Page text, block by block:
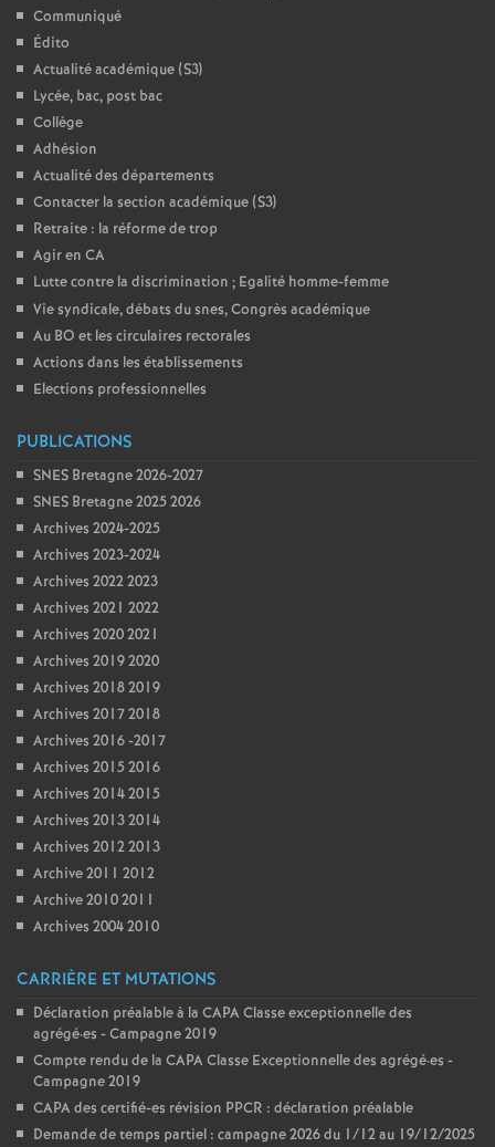
Communiqué
Édito
Actualité académique (S3)
Lycée, bac, post bac
Collège
Adhésion
Actualité des départements
Contacter la section académique (S3)
Retraite : la réforme de trop
Agir en CA
Lutte contre la discrimination ; Egalité homme-femme
Vie syndicale, débats du snes, Congrès académique
Au BO et les circulaires rectorales
Actions dans les établissements
Elections professionnelles
PUBLICATIONS
SNES Bretagne 2026-2027
SNES Bretagne 2025 2026
Archives 2024-2025
Archives 2023-2024
Archives 2022 2023
Archives 2021 2022
Archives 2020 2021
Archives 2019 2020
Archives 2018 2019
Archives 2017 2018
Archives 2016 -2017
Archives 2015 2016
Archives 2014 2015
Archives 2013 2014
Archives 2012 2013
Archive 2011 2012
Archive 2010 2011
Archives 2004 2010
CARRIÈRE ET MUTATIONS
Déclaration préalable à la CAPA Classe exceptionnelle des
agrégé·es - Campagne 2019
Compte rendu de la CAPA Classe Exceptionnelle des agrégé·es -
Campagne 2019
CAPA des certifié-es révision PPCR : déclaration préalable
Demande de temps partiel : campagne 2026 du 1/12 au 19/12/2025